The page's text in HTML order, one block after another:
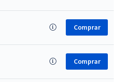
Comprar
Comprar